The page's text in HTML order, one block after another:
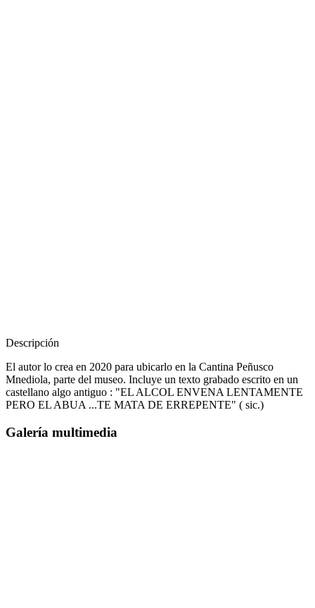
Descripción
El autor lo crea en 2020 para ubicarlo en la Cantina Peñusco
Mnediola, parte del museo. Incluye un texto grabado escrito en un
castellano algo antiguo : "EL ALCOL ENVENA LENTAMENTE
PERO EL ABUA ...TE MATA DE ERREPENTE" ( sic.)
Galería multimedia